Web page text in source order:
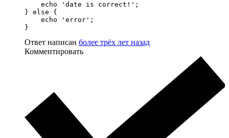
    echo 'date is correct!';
} else {
    echo 'error';
}
Ответ написан более трёх лет назад
Комментировать